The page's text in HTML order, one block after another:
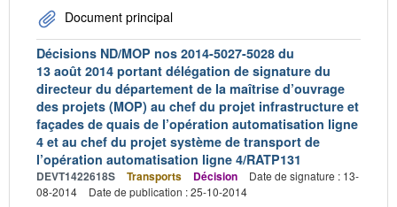
Document principal
Décisions ND/MOP nos 2014-5027-5028 du
13 août 2014 portant délégation de signature du
directeur du département de la maîtrise d’ouvrage
des projets (MOP) au chef du projet infrastructure et
façades de quais de l’opération automatisation ligne
4 et au chef du projet système de transport de
l’opération automatisation ligne 4/RATP131
DEVT1422618S Transports Décision
Date de signature : 13-
08-2014
Date de publication : 25-10-2014